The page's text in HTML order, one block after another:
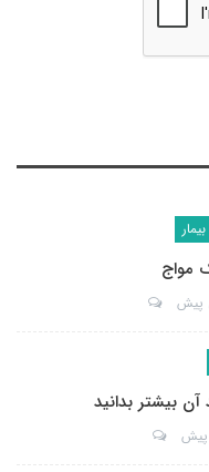
مواج
آن بیشتر بدانید